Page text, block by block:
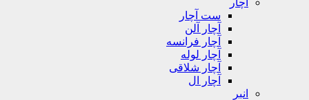
آچار
ست آچار
آچار آلن
آچار فرانسه
آچار لوله
آچار شلاقی
آچار ال
انبر